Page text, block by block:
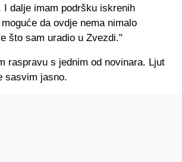
I dalje imam podršku iskrenih
da ovdje nema nimalo
što sam uradio u Zvezdi."
raspravu s jednim od novinara. Ljut
sasvim jasno.